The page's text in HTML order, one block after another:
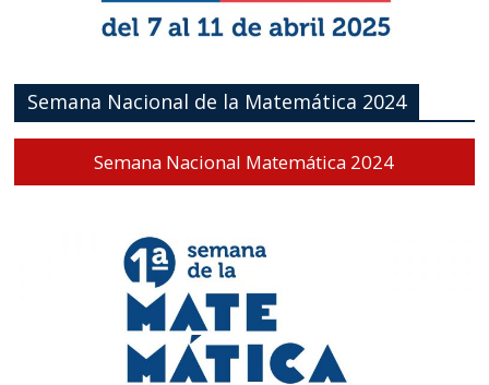
Semana Nacional de la Matemática 2024
Semana Nacional Matemática 2024